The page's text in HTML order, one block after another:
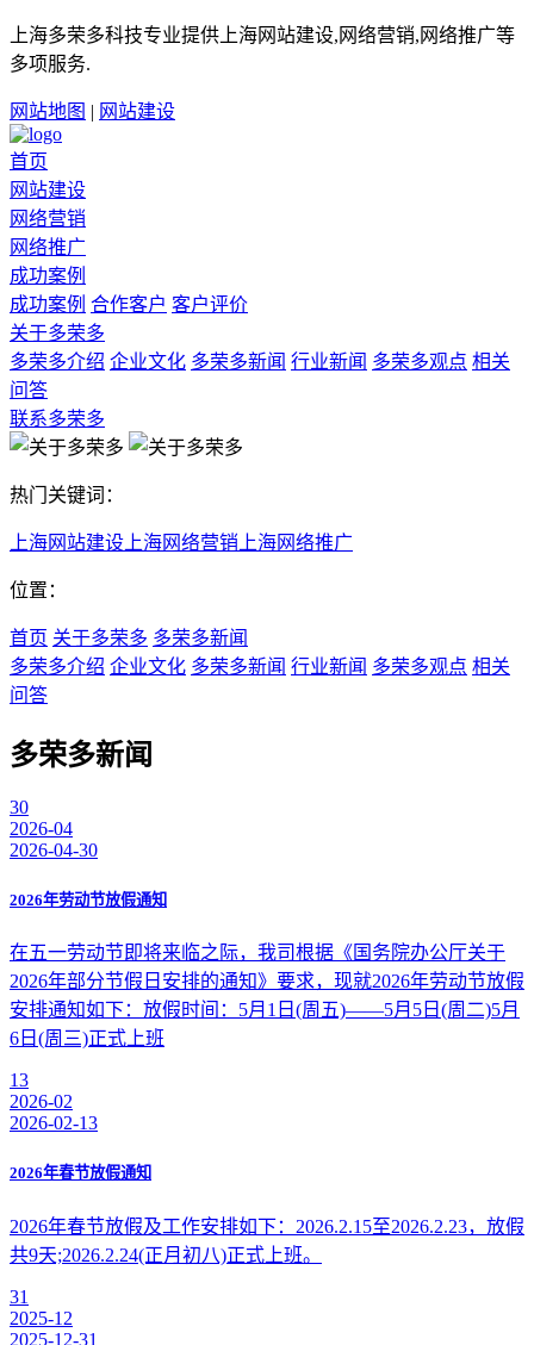
上海多荣多科技专业提供上海网站建设,网络营销,网络推广等
多项服务.
网站地图 | 网站建设
首页
网站建设
网络营销
网络推广
成功案例
成功案例 合作客户 客户评价
关于多荣多
多荣多介绍 企业文化 多荣多新闻 行业新闻 多荣多观点 相关
问答
联系多荣多
热门关键词：
上海网站建设 上海网络营销 上海网络推广
位置：
首页 关于多荣多 多荣多新闻
多荣多介绍 企业文化 多荣多新闻 行业新闻 多荣多观点 相关
问答
多荣多新闻
30
2026-04
2026-04-30
2026年劳动节放假通知
在五一劳动节即将来临之际，我司根据《国务院办公厅关于
2026年部分节假日安排的通知》要求，现就2026年劳动节放假
安排通知如下：放假时间：5月1日(周五)——5月5日(周二)5月
6日(周三)正式上班
13
2026-02
2026-02-13
2026年春节放假通知
2026年春节放假及工作安排如下：2026.2.15至2026.2.23，放假
共9天;2026.2.24(正月初八)正式上班。
31
2025-12
2025-12-31